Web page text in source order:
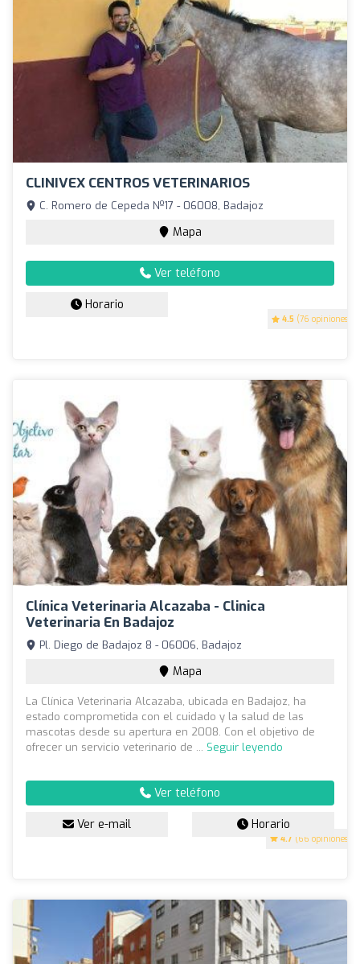
CLINIVEX CENTROS VETERINARIOS
4.5 (76 opiniones)
C. Romero de Cepeda Nº17 - 06008, Badajoz
Mapa
Ver teléfono
Horario
Clínica Veterinaria Alcazaba - Clinica
Veterinaria En Badajoz
4.7 (66 opiniones)
Pl. Diego de Badajoz 8 - 06006, Badajoz
Mapa
La Clínica Veterinaria Alcazaba, ubicada en Badajoz, ha
estado comprometida con el cuidado y la salud de las
mascotas desde su apertura en 2008. Con el objetivo de
ofrecer un servicio veterinario de ... Seguir leyendo
Ver teléfono
Ver e-mail Horario